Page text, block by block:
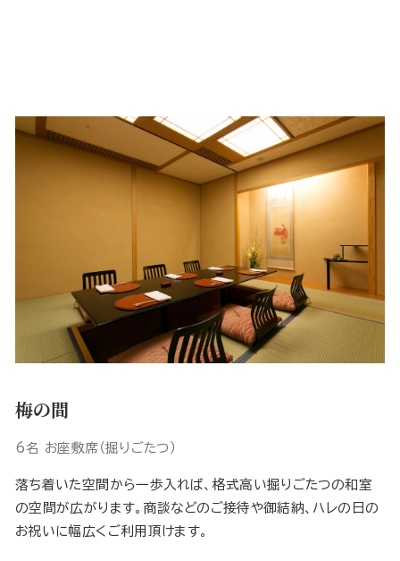
梅の間
6名 お座敷席（掘りごたつ）
落ち着いた空間から一歩入れば、格式高い掘りごたつの和室
の空間が広がります。商談などのご接待や御結納、ハレの日の
お祝いに幅広くご利用頂けます。